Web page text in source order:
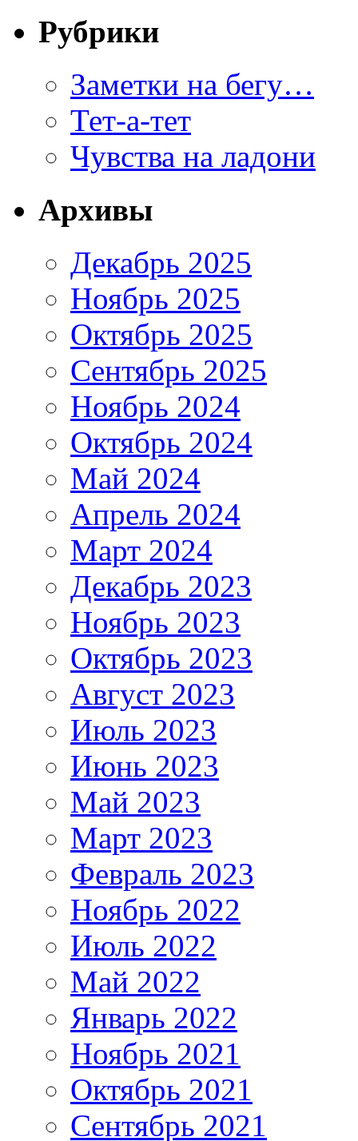
Рубрики
Заметки на бегу…
Тет-а-тет
Чувства на ладони
Архивы
Декабрь 2025
Ноябрь 2025
Октябрь 2025
Сентябрь 2025
Ноябрь 2024
Октябрь 2024
Май 2024
Апрель 2024
Март 2024
Декабрь 2023
Ноябрь 2023
Октябрь 2023
Август 2023
Июль 2023
Июнь 2023
Май 2023
Март 2023
Февраль 2023
Ноябрь 2022
Июль 2022
Май 2022
Январь 2022
Ноябрь 2021
Октябрь 2021
Сентябрь 2021